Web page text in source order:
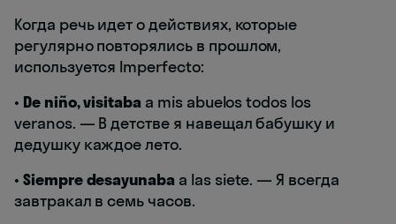
Когда речь идет о действиях, которые
регулярно повторялись в прошлом,
используется Imperfecto:
• De niño, visitaba a mis abuelos todos los
veranos. — В детстве я навещал бабушку и
дедушку каждое лето.
• Siempre desayunaba a las siete. — Я всегда
завтракал в семь часов.